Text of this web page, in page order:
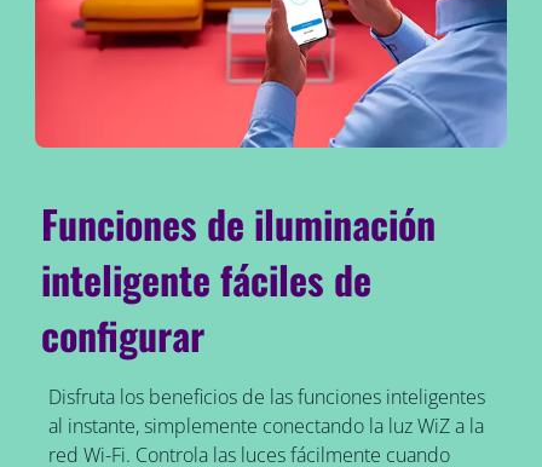
Funciones de iluminación
inteligente fáciles de
configurar
Disfruta los beneficios de las funciones inteligentes
al instante, simplemente conectando la luz WiZ a la
red Wi-Fi. Controla las luces fácilmente cuando